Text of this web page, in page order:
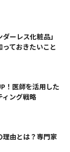
ーレス化粧品」
ておきたいこと
！医師を活用した
ィング戦略
理由とは？専門家